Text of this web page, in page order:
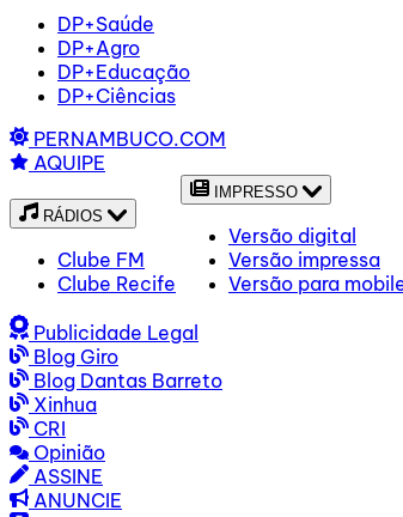
DP+Saúde
DP+Agro
DP+Educação
DP+Ciências
PERNAMBUCO.COM
AQUIPE
RÁDIOS
Clube FM
Clube Recife
IMPRESSO
Versão digital
Versão impressa
Versão para
Publicidade Legal
Blog Giro
Blog Dantas Barreto
Xinhua
CRI
Opinião
ASSINE
ANUNCIE